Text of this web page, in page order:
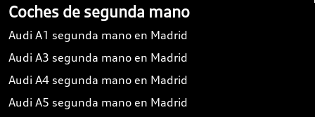
Coches de segunda mano
Audi A1 segunda mano en Madrid
Audi A3 segunda mano en Madrid
Audi A4 segunda mano en Madrid
Audi A5 segunda mano en Madrid